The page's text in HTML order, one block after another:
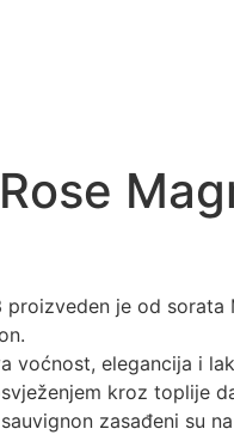
proizveden je od sorata
voćnost, elegancija i
kroz toplije
zasađeni su